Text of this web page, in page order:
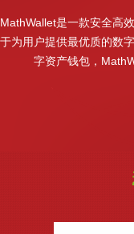
MathWallet是一款安全高
于为用户提供最优质的数
字资产钱包，